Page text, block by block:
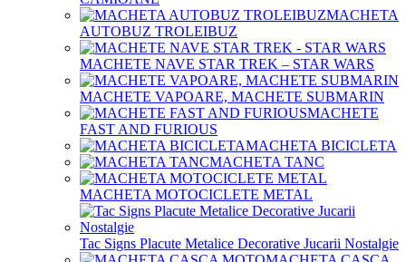
MACHETA
AUTOBUZ TROLEIBUZ
MACHETE NAVE STAR TREK – STAR WARS
MACHETE VAPOARE, MACHETE SUBMARIN
MACHETE
FAST AND FURIOUS
MACHETA BICICLETA
MACHETA TANC
MACHETA MOTOCICLETE METAL
Tac Signs Placute Metalice Decorative Jucarii Nostalgie